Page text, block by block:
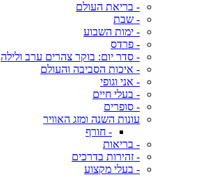
- בריאת העולם
- שבת
- ימות השבוע
- פרדס
- סדר יום: בוקר צהרים ערב ולילה
- איכות הסביבה והעולם
- אני וגופי
- בעלי חיים
- סופרים
עונות השנה ומזג האוויר
- חורף
- בריאות
- זהירות בדרכים
- בעלי מקצוע